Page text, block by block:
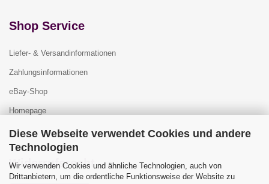
Diese Webseite verwendet Cookies und andere
Technologien
Wir verwenden Cookies und ähnliche Technologien, auch von
Drittanbietern, um die ordentliche Funktionsweise der Website zu
Shop Service
Liefer- & Versandinformationen
Zahlungsinformationen
eBay-Shop
Homepage
Widerrufsrecht